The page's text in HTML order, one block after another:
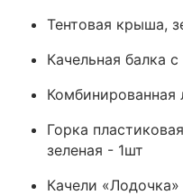
Тентовая крыша,
Качельная балка
Комбинированная
Горка
зеленая - 1шт
Качели